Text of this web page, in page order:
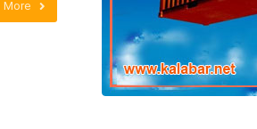
More